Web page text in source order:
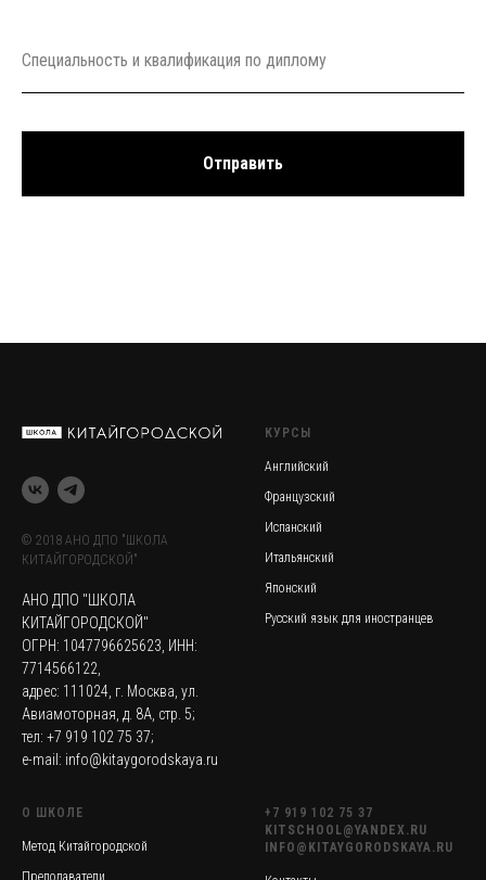
Специальность и квалификация по диплому
Отправить
© 2018 АНО ДПО "ШКОЛА
КИТАЙГОРОДСКОЙ"
АНО ДПО "ШКОЛА
КИТАЙГОРОДСКОЙ"
ОГРН: 1047796625623, ИНН:
7714566122,
адрес: 111024, г. Москва, ул.
Авиамоторная, д. 8А, стр. 5;
тел: +7 919 102 75 37;
e-mail: info@kitaygorodskaya.ru
КУРСЫ
Английский
Французский
Испанский
Итальянский
Японский
Русский язык для иностранцев
О ШКОЛЕ
Метод Китайгородской
+7 919 102 75 37
KITSCHOOL@YANDEX.RU
INFO@KITAYGORODSKAYA.RU